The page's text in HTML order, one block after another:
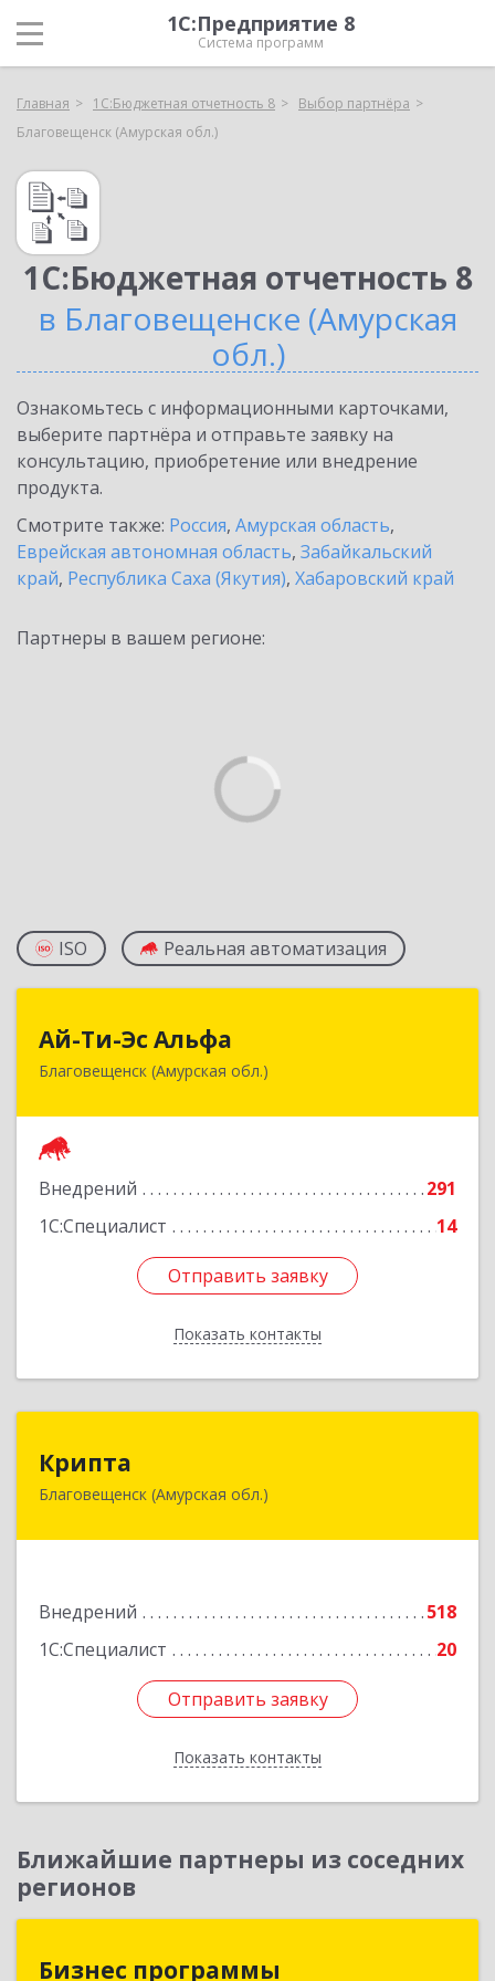
1С:Предприятие 8
Система программ
Главная 1С:Бюджетная отчетность 8
Выбор партнёра
Благовещенск (Амурская обл.)
1С:Бюджетная отчетность 8
в Благовещенске (Амурская
обл.)
Ознакомьтесь с информационными карточками,
выберите партнёра и отправьте заявку на
консультацию, приобретение или внедрение
продукта.
Смотрите также: Россия, Амурская область,
Еврейская автономная область, Забайкальский
край, Республика Саха (Якутия), Хабаровский край
Партнеры в вашем регионе:
ISO Реальная автоматизация
Ай-Ти-Эс Альфа
Благовещенск (Амурская обл.)
Внедрений
291
1С:Специалист
14
Отправить заявку
Показать контакты
675000, Амурская обл, Благовещенск г, Зейская
Отправить заявку
Назад
Крипта
Благовещенск (Амурская обл.)
Внедрений
518
1С:Специалист
20
Отправить заявку
Показать контакты
675000, Амурская обл, Благовещенск г,
Отправить заявку
Назад
Ближайшие партнеры из соседних
регионов
Бизнес программы